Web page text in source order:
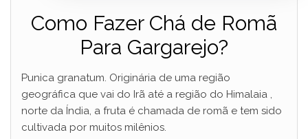
Como Fazer Chá de Romã
Para Gargarejo?
Punica granatum. Originária de uma região
geográfica que vai do Irã até a região do Himalaia ,
norte da Índia, a fruta é chamada de romã e tem sido
cultivada por muitos milênios.